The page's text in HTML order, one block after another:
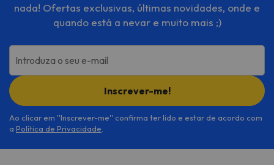
nada! Ofertas exclusivas, últimas novidades, onde e
quando está a nevar e muito mais ;)
Introduza o seu e-mail
Inscrever-me!
Ao clicar em ''Inscrever-me'' confirma ter lido e estar de acordo com
a Política de Privacidade